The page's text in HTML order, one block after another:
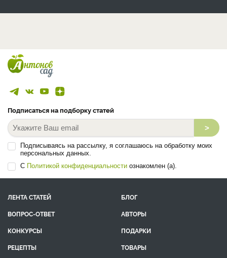
Подписаться на подборку статей
>
Подписываясь на рассылку, я соглашаюсь на обработку моих
персональных данных.
С Политикой конфиденциальности ознакомлен (а).
ЛЕНТА СТАТЕЙ
БЛОГ
ВОПРОС-ОТВЕТ
АВТОРЫ
КОНКУРСЫ
ПОДАРКИ
РЕЦЕПТЫ
ТОВАРЫ